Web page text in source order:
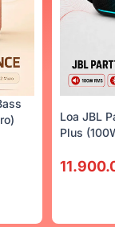
Loa JBL
Plus